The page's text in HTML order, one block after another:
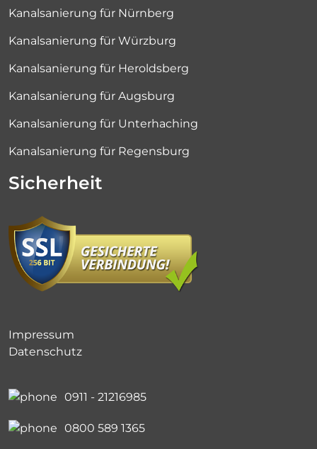
Kanalsanierung für Nürnberg
Kanalsanierung für Würzburg
Kanalsanierung für Heroldsberg
Kanalsanierung für Augsburg
Kanalsanierung für Unterhaching
Kanalsanierung für Regensburg
Sicherheit
Impressum
Datenschutz
0911 - 21216985
0800 589 1365